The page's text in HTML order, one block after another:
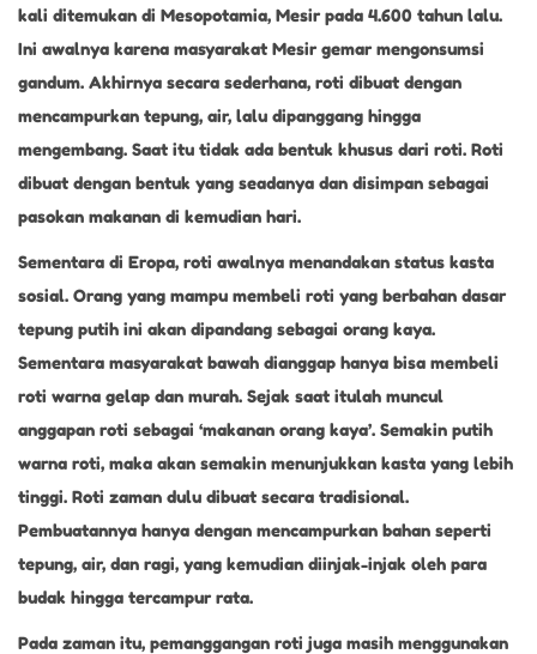
kali ditemukan di Mesopotamia, Mesir pada 4.600 tahun lalu.
Ini awalnya karena masyarakat Mesir gemar mengonsumsi
gandum. Akhirnya secara sederhana, roti dibuat dengan
mencampurkan tepung, air, lalu dipanggang hingga
mengembang. Saat itu tidak ada bentuk khusus dari roti. Roti
dibuat dengan bentuk yang seadanya dan disimpan sebagai
pasokan makanan di kemudian hari.
Sementara di Eropa, roti awalnya menandakan status kasta
sosial. Orang yang mampu membeli roti yang berbahan dasar
tepung putih ini akan dipandang sebagai orang kaya.
Sementara masyarakat bawah dianggap hanya bisa membeli
roti warna gelap dan murah. Sejak saat itulah muncul
anggapan roti sebagai ‘makanan orang kaya’. Semakin putih
warna roti, maka akan semakin menunjukkan kasta yang lebih
tinggi. Roti zaman dulu dibuat secara tradisional.
Pembuatannya hanya dengan mencampurkan bahan seperti
tepung, air, dan ragi, yang kemudian diinjak-injak oleh para
budak hingga tercampur rata.
Pada zaman itu, pemanggangan roti juga masih menggunakan